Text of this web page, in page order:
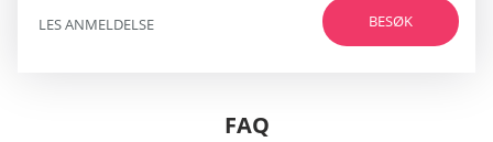
BESØK
LES ANMELDELSE
FAQ